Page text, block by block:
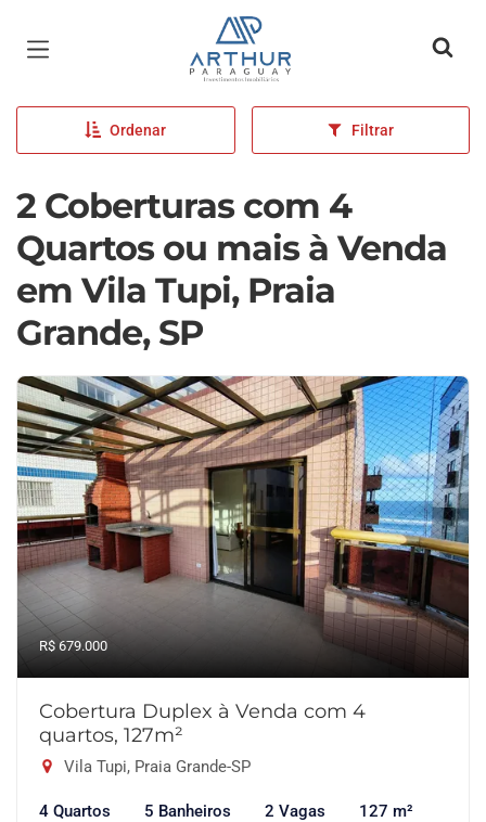
Página inicial
Ordenar Filtrar
2 Coberturas com 4
Quartos ou mais à Venda
em Vila Tupi, Praia
Grande, SP
R$ 679.000
Cobertura Duplex à Venda com 4
quartos, 127m²
Vila Tupi, Praia Grande-SP
4 Quartos 5 Banheiros 2 Vagas 127 m²